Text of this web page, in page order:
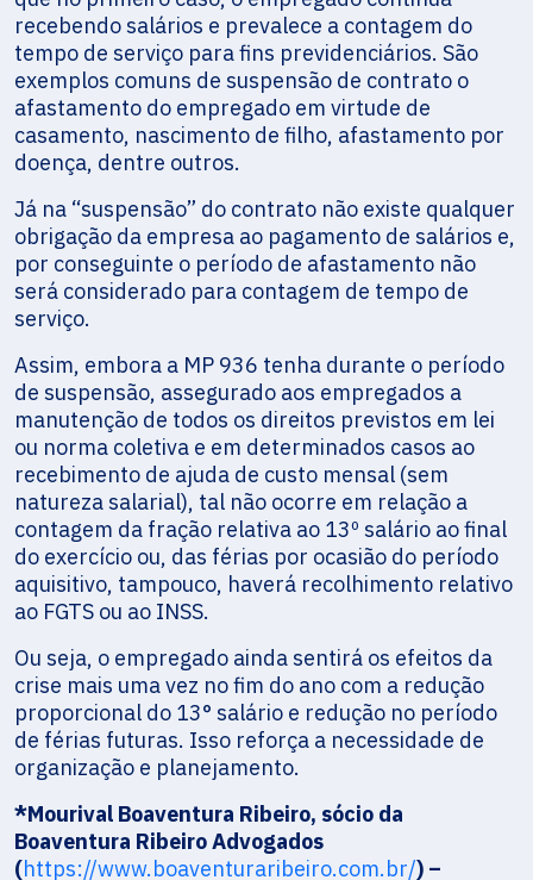
recebendo salários e prevalece a contagem do
tempo de serviço para fins previdenciários. São
exemplos comuns de suspensão de contrato o
afastamento do empregado em virtude de
casamento, nascimento de filho, afastamento por
doença, dentre outros.
Já na “suspensão” do contrato não existe qualquer
obrigação da empresa ao pagamento de salários e,
por conseguinte o período de afastamento não
será considerado para contagem de tempo de
serviço.
Assim, embora a MP 936 tenha durante o período
de suspensão, assegurado aos empregados a
manutenção de todos os direitos previstos em lei
ou norma coletiva e em determinados casos ao
recebimento de ajuda de custo mensal (sem
natureza salarial), tal não ocorre em relação a
contagem da fração relativa ao 13º salário ao final
do exercício ou, das férias por ocasião do período
aquisitivo, tampouco, haverá recolhimento relativo
ao FGTS ou ao INSS.
Ou seja, o empregado ainda sentirá os efeitos da
crise mais uma vez no fim do ano com a redução
proporcional do 13° salário e redução no período
de férias futuras. Isso reforça a necessidade de
organização e planejamento.
*Mourival Boaventura Ribeiro, sócio da
Boaventura Ribeiro Advogados
(https://www.boaventuraribeiro.com.br/) –